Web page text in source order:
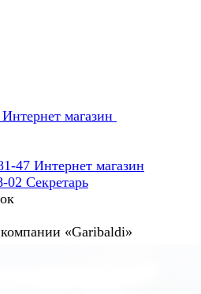
Интернет магазин
47 Интернет магазин
02 Секретарь
«Garibaldi»